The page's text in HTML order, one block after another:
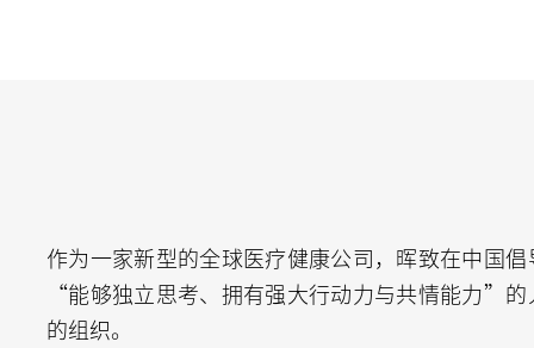
作为一家新型的全球医疗健康公司，晖致在中国
“能够独立思考、拥有强大行动力与共情能力”
的组织。